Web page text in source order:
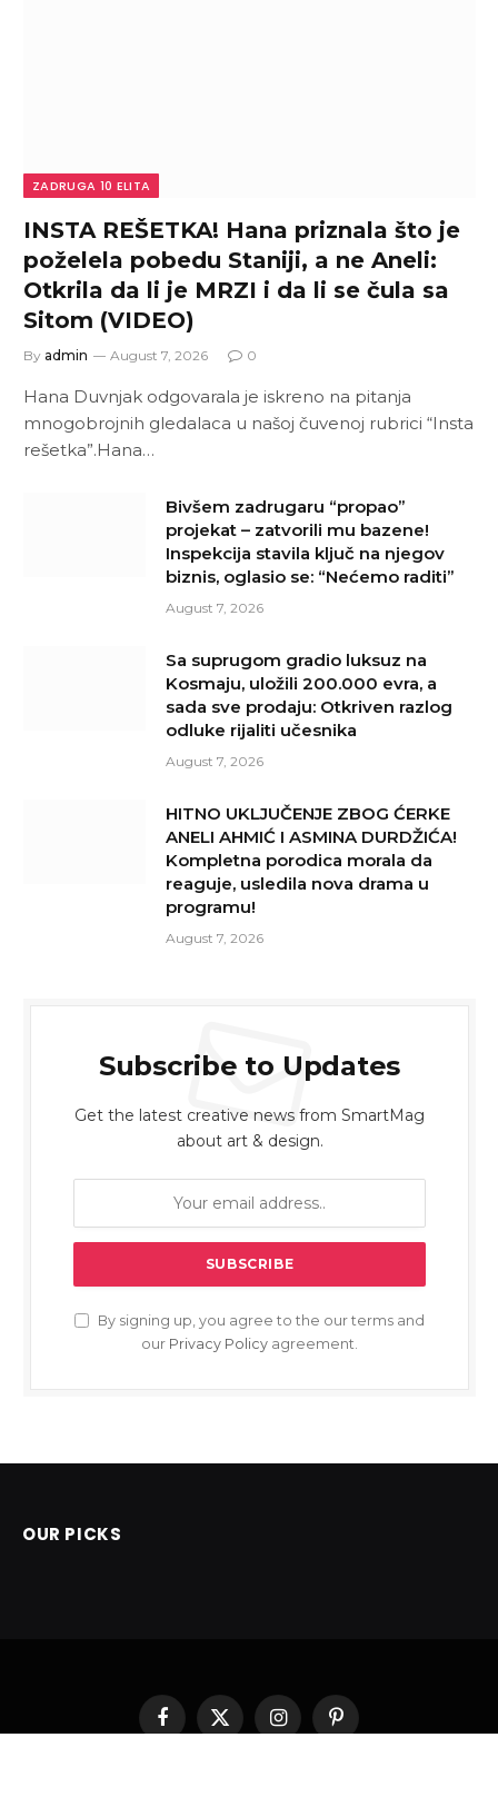
ZADRUGA 10 ELITA
INSTA REŠETKA! Hana priznala što je
poželela pobedu Staniji, a ne Aneli:
Otkrila da li je MRZI i da li se čula sa
Sitom (VIDEO)
By admin August 7, 2026 0
Hana Duvnjak odgovarala je iskreno na pitanja
mnogobrojnih gledalaca u našoj čuvenoj rubrici “Insta
rešetka”.Hana…
Bivšem zadrugaru “propao”
projekat – zatvorili mu bazene!
Inspekcija stavila ključ na njegov
biznis, oglasio se: “Nećemo raditi”
August 7, 2026
Sa suprugom gradio luksuz na
Kosmaju, uložili 200.000 evra, a
sada sve prodaju: Otkriven razlog
odluke rijaliti učesnika
August 7, 2026
HITNO UKLJUČENJE ZBOG ĆERKE
ANELI AHMIĆ I ASMINA DURDŽIĆA!
Kompletna porodica morala da
reaguje, usledila nova drama u
programu!
August 7, 2026
Subscribe to Updates
Get the latest creative news from SmartMag
about art & design.
By signing up, you agree to the our terms and
our Privacy Policy agreement.
OUR PICKS
Facebook
X
InstagramPinterest